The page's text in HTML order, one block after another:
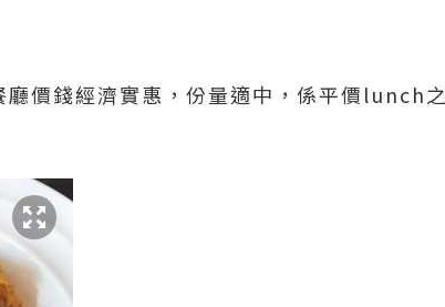
廳價錢經濟實惠，份量適中，係平價lunch